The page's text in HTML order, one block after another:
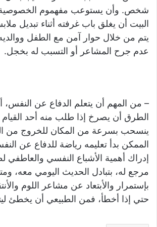
شخص. وأن يستوعب مفهموم الخصوصية
البيت أن يغلق باب غرفته أثناء تبديل
يتم من خلال حوار آمن مع الطفل
عدم جرح المشاعر أو التسبب له بخجل.
– من المهم أن يتعلم الدفاع عن
الطرق أن يصرخ إذا طلب منه أحد
ينسحب بسرعة من المكان للخروج من
الممكن بدأ تعليمه رياضة للدفاع عن
إدراك أهمية الأشباع النفسي
مرجع له، بتبادل الحديث اليومي معه،
بإستمرار والأبتعاد عن مشاعر اللوم
حتي إذا أخطأ، فمن الطبيعي أن يخطئ